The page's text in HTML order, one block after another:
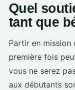
Quel
tant que
Partir en
première fois
vous ne serez
aux débutants